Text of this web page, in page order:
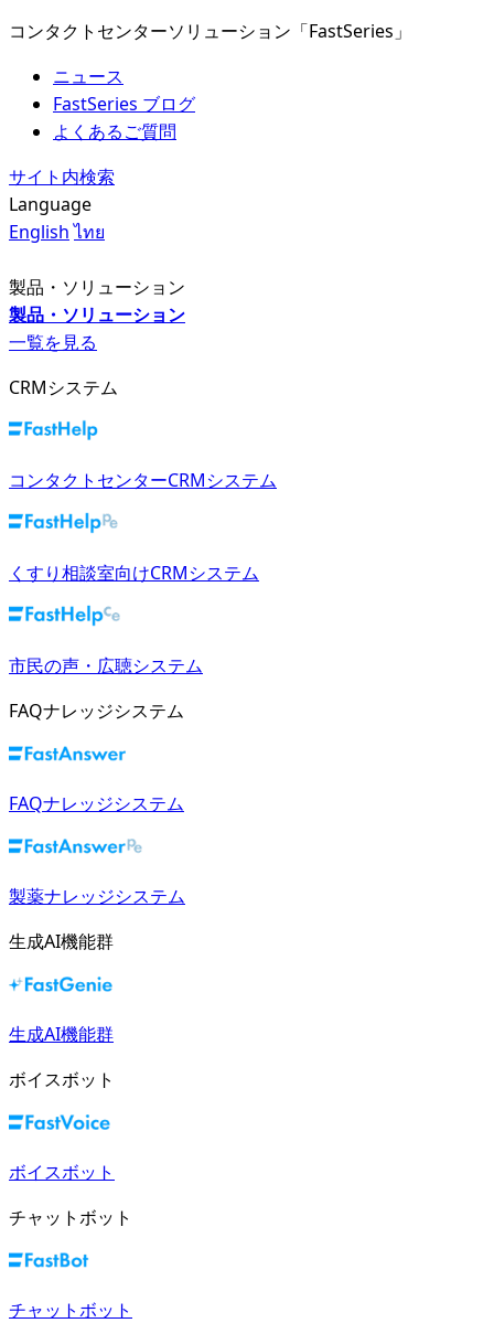
コンタクトセンターソリューション「FastSeries」
ニュース
FastSeries ブログ
よくあるご質問
サイト内検索
Language
English ไทย
製品・ソリューション
製品・ソリューション
一覧を見る
CRMシステム
コンタクトセンターCRMシステム
くすり相談室向けCRMシステム
市民の声・広聴システム
FAQナレッジシステム
FAQナレッジシステム
製薬ナレッジシステム
生成AI機能群
生成AI機能群
ボイスボット
ボイスボット
チャットボット
チャットボット